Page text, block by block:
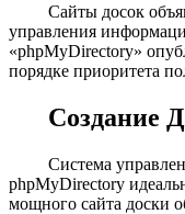
Сайты досок
управления
«phpMyDirectory»
порядке приоритета
Создание
Система
phpMyDirectory
мощного сайта доски